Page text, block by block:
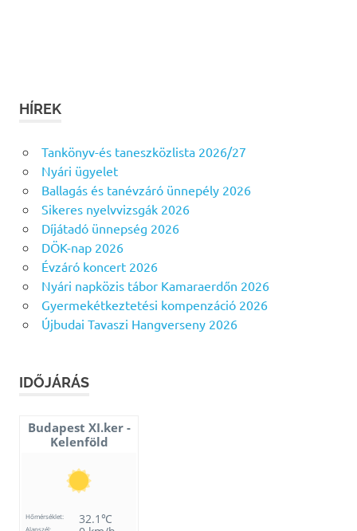
HÍREK
Tankönyv-és taneszközlista 2026/27
Nyári ügyelet
Ballagás és tanévzáró ünnepély 2026
Sikeres nyelvvizsgák 2026
Díjátadó ünnepség 2026
DÖK-nap 2026
Évzáró koncert 2026
Nyári napközis tábor Kamaraerdőn 2026
Gyermekétkeztetési kompenzáció 2026
Újbudai Tavaszi Hangverseny 2026
IDŐJÁRÁS